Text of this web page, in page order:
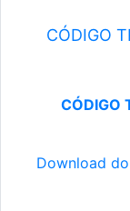
CÓDIGO
CÓDIGO
Download